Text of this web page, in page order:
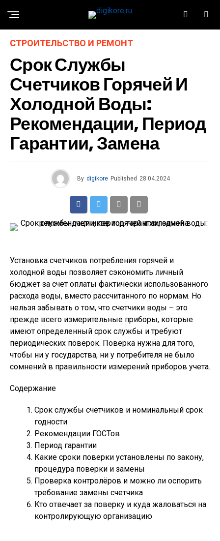
СТРОИТЕЛЬСТВО И РЕМОНТ
Срок Службы
Счетчиков Горячей И
Холодной Воды:
Рекомендации, Период
Гарантии, Замена
By digikore Published 28.04.2024
Установка счетчиков потребления горячей и
холодной воды позволяет сэкономить личный
бюджет за счет оплаты фактически использованного
расхода воды, вместо рассчитанного по нормам. Но
нельзя забывать о том, что счетчики воды – это
прежде всего измерительные приборы, которые
имеют определенный срок службы и требуют
периодических поверок. Поверка нужна для того,
чтобы ни у государства, ни у потребителя не было
сомнений в правильности измерений приборов учета.
Содержание
Срок службы счетчиков и номинальный срок
годности
Рекомендации ГОСТов
Период гарантии
Какие сроки поверки установлены по закону,
процедура поверки и замены
Проверка контролёров и можно ли оспорить
требование замены счетчика
Кто отвечает за поверку и куда жаловаться на
контролирующую организацию